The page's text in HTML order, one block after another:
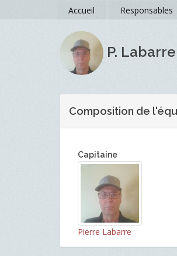
Accueil Responsables
P. Labarre
Composition de
Capitaine
Pierre Labarre